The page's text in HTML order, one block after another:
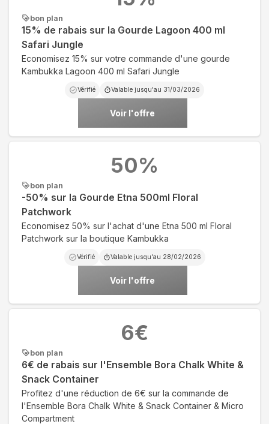
bon plan
15% de rabais sur la Gourde Lagoon 400 ml
Safari Jungle
Economisez 15% sur votre commande d'une gourde
Kambukka Lagoon 400 ml Safari Jungle
Vérifié Valable jusqu'au 31/03/2026
Voir l'offre
bon plan
-50% sur la Gourde Etna 500ml Floral
Patchwork
Economisez 50% sur l'achat d'une Etna 500 ml Floral
Patchwork sur la boutique Kambukka
Vérifié Valable jusqu'au 28/02/2026
Voir l'offre
50%
bon plan
6€ de rabais sur l'Ensemble Bora Chalk White &
Snack Container
Profitez d'une réduction de 6€ sur la commande de
l'Ensemble Bora Chalk White & Snack Container & Micro
Compartment
6€